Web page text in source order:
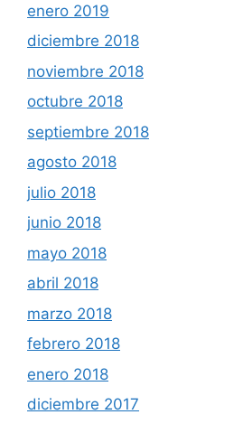
enero 2019
diciembre 2018
noviembre 2018
octubre 2018
septiembre 2018
agosto 2018
julio 2018
junio 2018
mayo 2018
abril 2018
marzo 2018
febrero 2018
enero 2018
diciembre 2017